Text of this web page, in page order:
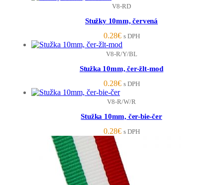
V8-RD
Stužky 10mm, červená
0.28€ s DPH
V8-R/Y/BL
Stužka 10mm, čer-žlt-mod
0.28€ s DPH
V8-R/W/R
Stužka 10mm, čer-bie-čer
0.28€ s DPH